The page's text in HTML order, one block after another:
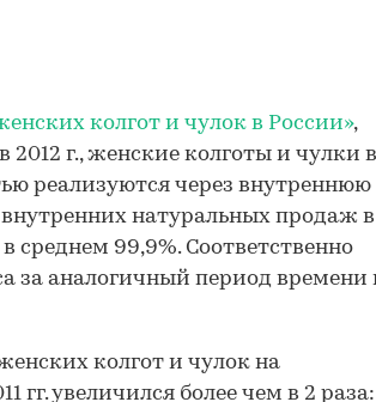
колгот и чулок в России»,
в 2012 г., женские колготы и чулки в
реализуются через внутреннюю
внутренних натуральных продаж в
среднем 99,9%. Соответственно
за аналогичный период времени
колгот и чулок на
гг. увеличился более чем в 2 раза: